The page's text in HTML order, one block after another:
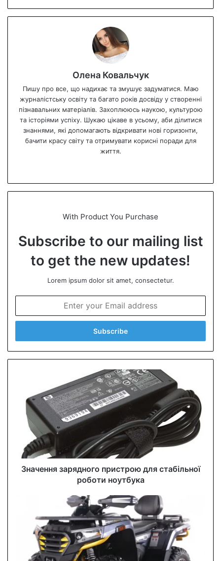
Олена Ковальчук
Пишу про все, що надихає та змушує задуматися. Маю
журналістську освіту та багато років досвіду у створенні
пізнавальних матеріалів. Захоплююсь наукою, культурою
та історіями успіху. Шукаю цікаве в усьому, аби ділитися
знаннями, які допомагають відкривати нові горизонти,
бачити красу світу та отримувати корисні поради для
життя.
te
With Product You Purchase
Subscribe to our mailing list
to get the new updates!
Lorem ipsum dolor sit amet, consectetur.
t
r
y
Значення зарядного пристрою для стабільної
роботи ноутбука